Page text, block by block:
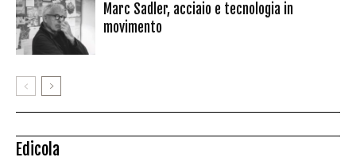
Marc Sadler, acciaio e tecnologia in
movimento
Edicola